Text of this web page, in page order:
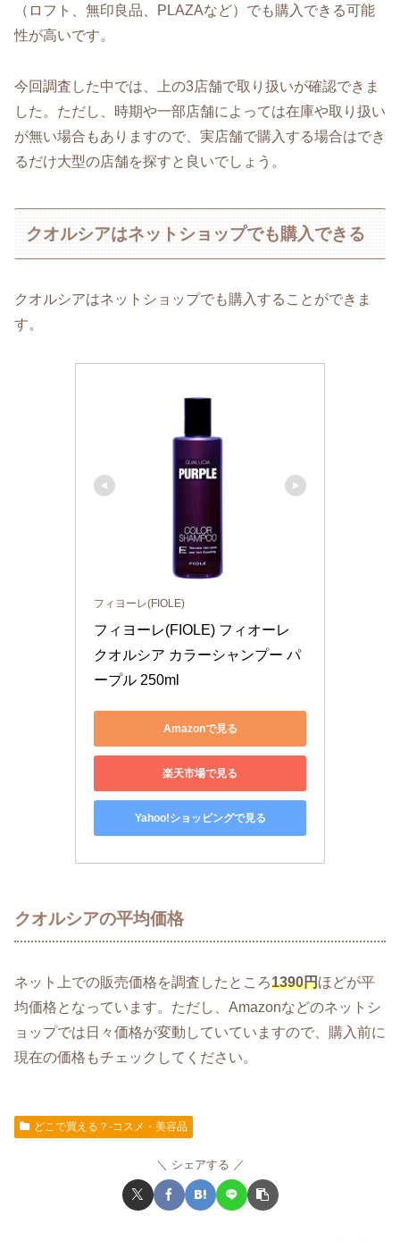
（ロフト、無印良品、PLAZAなど）でも購入できる可能
性が高いです。
今回調査した中では、上の3店舗で取り扱いが確認できま
した。ただし、時期や一部店舗によっては在庫や取り扱い
が無い場合もありますので、実店舗で購入する場合はでき
るだけ大型の店舗を探すと良いでしょう。
クオルシアはネットショップでも購入できる
クオルシアはネットショップでも購入することができま
す。
フィヨーレ(FIOLE)
フィヨーレ(FIOLE) フィオーレ
クオルシア カラーシャンプー パ
ープル 250ml
Amazonで見る
楽天市場で見る
Yahoo!ショッピングで見る
クオルシアの平均価格
ネット上での販売価格を調査したところ1390円ほどが平
均価格となっています。ただし、Amazonなどのネットシ
ョップでは日々価格が変動していていますので、購入前に
現在の価格もチェックしてください。
どこで買える？-コスメ・美容品
シェアする